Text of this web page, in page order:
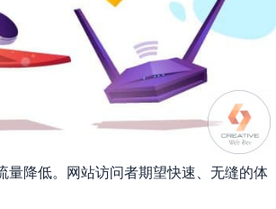
量降低。网站访问者期望快速、无缝的体